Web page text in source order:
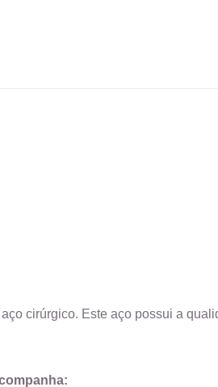
cirúrgico. Este aço possui a